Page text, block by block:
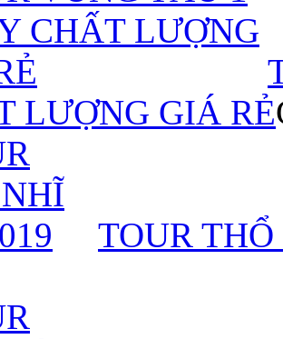
LƯỢNG GIÁ RẺ
TOUR